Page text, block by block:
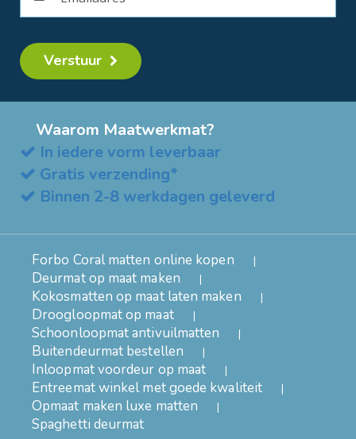
Verstuur
Waarom Maatwerkmat?
In iedere vorm leverbaar
Gratis verzending*
Binnen 2-8 werkdagen geleverd
Forbo Coral matten online kopen
Deurmat op maat maken
Kokosmatten op maat laten maken
Droogloopmat op maat
Schoonloopmat antivuilmatten
Buitendeurmat bestellen
Inloopmat voordeur op maat
Entreemat winkel met goede kwaliteit
Opmaat maken luxe matten
Spaghetti deurmat